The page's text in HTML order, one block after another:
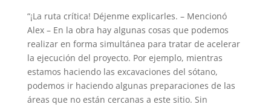
“¡La ruta crítica! Déjenme explicarles. – Mencionó
Alex – En la obra hay algunas cosas que podemos
realizar en forma simultánea para tratar de acelerar
la ejecución del proyecto. Por ejemplo, mientras
estamos haciendo las excavaciones del sótano,
podemos ir haciendo algunas preparaciones de las
áreas que no están cercanas a este sitio. Sin